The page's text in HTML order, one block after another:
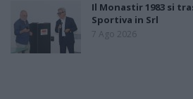
Il Monastir 1983 si
Sportiva in Srl
7 Ago 2026